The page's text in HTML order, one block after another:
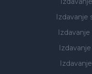
Izdavanje